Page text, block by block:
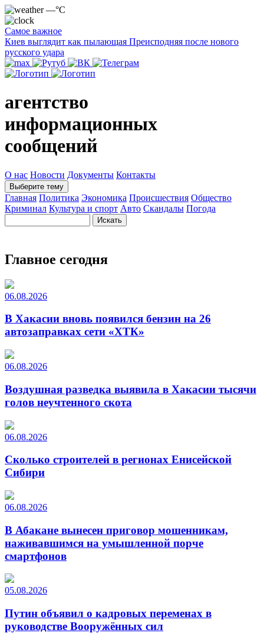
—°C
Самое важное
Киев выглядит как пылающая Преисподняя после нового
русского удара
агентство
информационных
сообщений
О нас Новости Документы Контакты
Выберите тему
Главная Политика Экономика Происшествия Общество
Криминал Культура и спорт Авто Скандалы Погода
Главное сегодня
06.08.2026
В Хакасии вновь появился бензин на 26
автозаправках сети «ХТК»
06.08.2026
Воздушная разведка выявила в Хакасии тысячи
голов неучтенного скота
06.08.2026
Сколько строителей в регионах Енисейской
Сибири
06.08.2026
В Абакане вынесен приговор мошенникам,
наживавшимся на умышленной порче
смартфонов
05.08.2026
Путин объявил о кадровых переменах в
руководстве Вооружённых сил